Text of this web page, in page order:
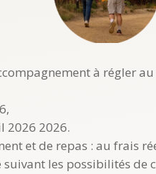
à régler
2026 2026.
et de repas : au frais
les possibilités de